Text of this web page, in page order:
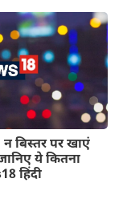
बिस्तर पर खाएं
ये कितना
हिंदी